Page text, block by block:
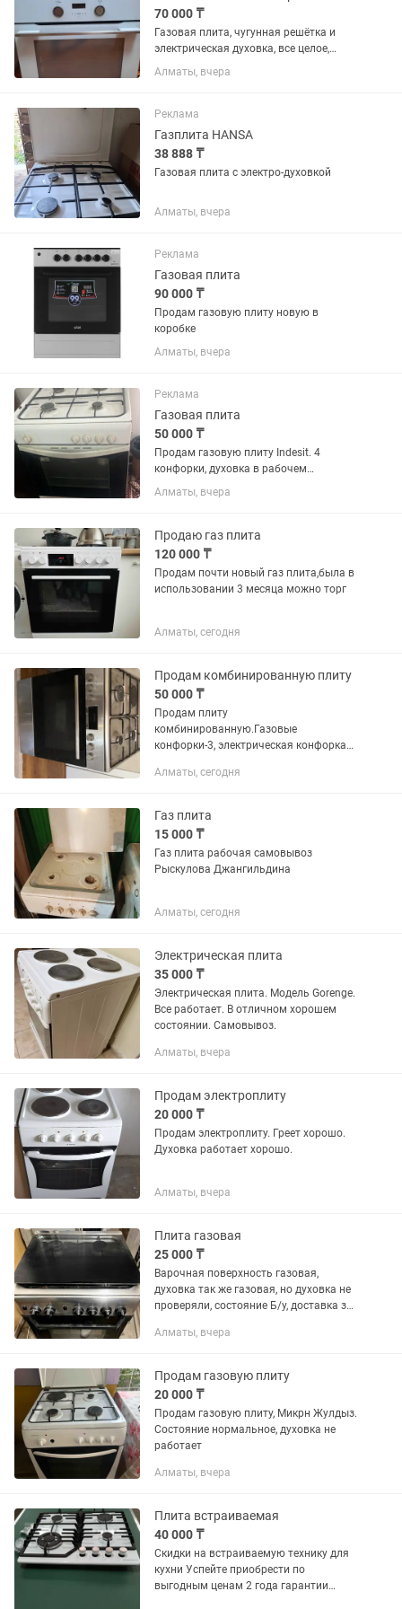
70 000 ₸
Газовая плита, чугунная решётка и
электрическая духовка, все целое,
хорошо работает. Цвет белый, духовка
белосерый.
Алматы, вчера
Реклама
Газплита HANSA
38 888 ₸
Газовая плита с электро-духовкой
Алматы, вчера
Реклама
Газовая плита
90 000 ₸
Продам газовую плиту новую в
коробке
Алматы, вчера
Реклама
Газовая плита
50 000 ₸
Продам газовую плиту Indesit. 4
конфорки, духовка в рабочем
состоянии. Все работает исправно.
Есть следы эксплуатации и небольшие
влияют. Подойдет для дома, дачи
или...
Алматы, вчера
Продаю газ плита
120 000 ₸
Продам почти новый газ плита,была в
использовании 3 месяца можно торг
Алматы, сегодня
Продам комбинированную плиту
50 000 ₸
Продам плиту
комбинированную.Газовые
конфорки-3, электрическая конфорка
электрический.Продаю в связи с
Алматы, сегодня
Газ плита
15 000 ₸
Газ плита рабочая самовывоз
Рыскулова Джангильдина
Алматы, сегодня
Электрическая плита
35 000 ₸
Электрическая плита. Модель Gorenge.
Все работает. В отличном хорошем
состоянии. Самовывоз.
Алматы, вчера
Продам электроплиту
20 000 ₸
Продам электроплиту. Греет хорошо.
Духовка работает хорошо.
Алматы, вчера
Плита газовая
25 000 ₸
Варочная поверхность газовая,
духовка так же газовая, но духовка не
проверяли, состояние Б/у, доставка за
Алматы, вчера
Продам газовую плиту
20 000 ₸
Продам газовую плиту, Микрн Жулдыз.
Состояние нормальное, духовка не
работает
Алматы, вчера
Плита встраиваемая
40 000 ₸
Скидки на встраиваемую технику для
кухни Успейте приобрести по
выгодным ценам 2 года гарантии